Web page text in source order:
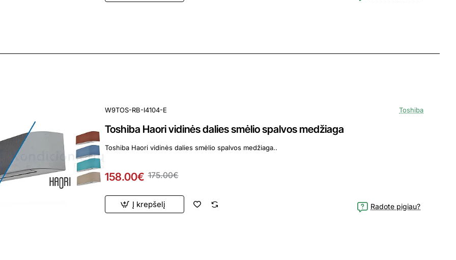
W9TOS-RB-I4104-E Toshiba
Toshiba Haori vidinės dalies smėlio spalvos medžiaga
Toshiba Haori vidinės dalies smėlio spalvos medžiaga..
158.00€ 175.00€
Į krepšelį Radote pigiau?